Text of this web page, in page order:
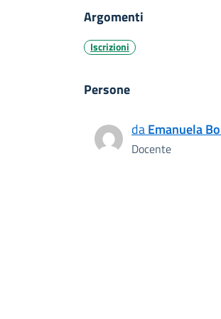
Argomenti
Iscrizioni
Persone
daEmanuela
Docente